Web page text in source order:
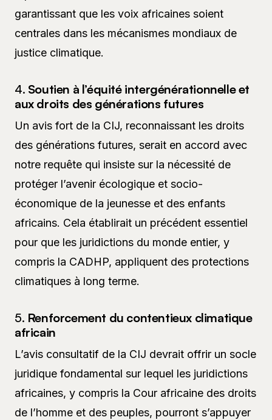
garantissant que les voix africaines soient
centrales dans les mécanismes mondiaux de
justice climatique.
4. Soutien à l’équité intergénérationnelle et
aux droits des générations futures
Un avis fort de la CIJ, reconnaissant les droits
des générations futures, serait en accord avec
notre requête qui insiste sur la nécessité de
protéger l’avenir écologique et socio-
économique de la jeunesse et des enfants
africains. Cela établirait un précédent essentiel
pour que les juridictions du monde entier, y
compris la CADHP, appliquent des protections
climatiques à long terme.
5. Renforcement du contentieux climatique
africain
L’avis consultatif de la CIJ devrait offrir un socle
juridique fondamental sur lequel les juridictions
africaines, y compris la Cour africaine des droits
de l’homme et des peuples, pourront s’appuyer